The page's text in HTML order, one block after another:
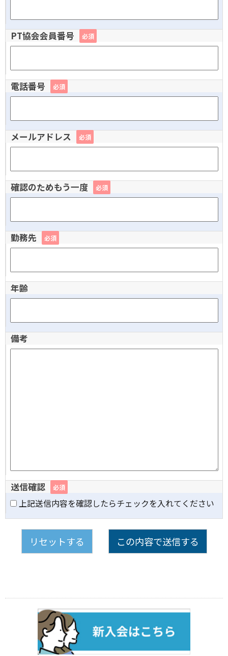
PT協会会員番号 必須
電話番号 必須
メールアドレス 必須
確認のためもう一度 必須
勤務先 必須
年齢
備考
送信確認 必須
上記送信内容を確認したらチェックを入れてください